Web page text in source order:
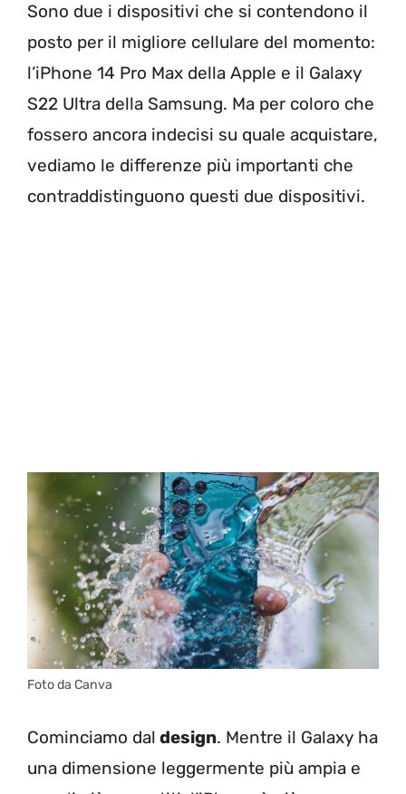
Sono due i dispositivi che si contendono il
posto per il migliore cellulare del momento:
l’iPhone 14 Pro Max della Apple e il Galaxy
S22 Ultra della Samsung. Ma per coloro che
fossero ancora indecisi su quale acquistare,
vediamo le differenze più importanti che
contraddistinguono questi due dispositivi.
Foto da Canva
Cominciamo dal design. Mentre il Galaxy ha
una dimensione leggermente più ampia e